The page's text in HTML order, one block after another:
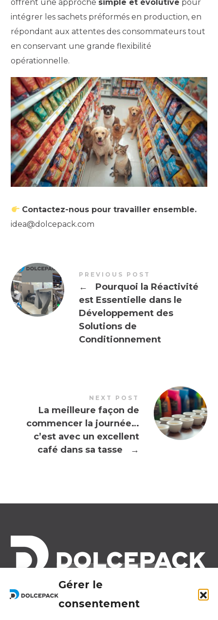
Gérer le
consentement
offrent une approche simple et évolutive pour
intégrer les sachets préformés en production, en
répondant aux attentes des consommateurs tout
en conservant une grande flexibilité
opérationnelle.
Contactez-nous pour travailler ensemble.
idea@dolcepack.com
PREVIOUS POST
←
Pourquoi la Réactivité
est Essentielle dans le
Développement des
Solutions de
Conditionnement
NEXT POST
La meilleure façon de
commencer la journée…
c’est avec un excellent
café dans sa tasse
→
Legal Offices
Ra Strada de Vigna 21